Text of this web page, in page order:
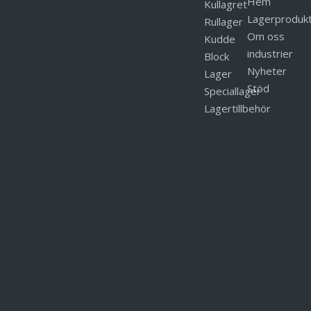
Kullagret
Rullager
Kudde
Block
Lager
Speciallager
Lagertillbehör
Om oss
industrier
Nyheter
Stöd